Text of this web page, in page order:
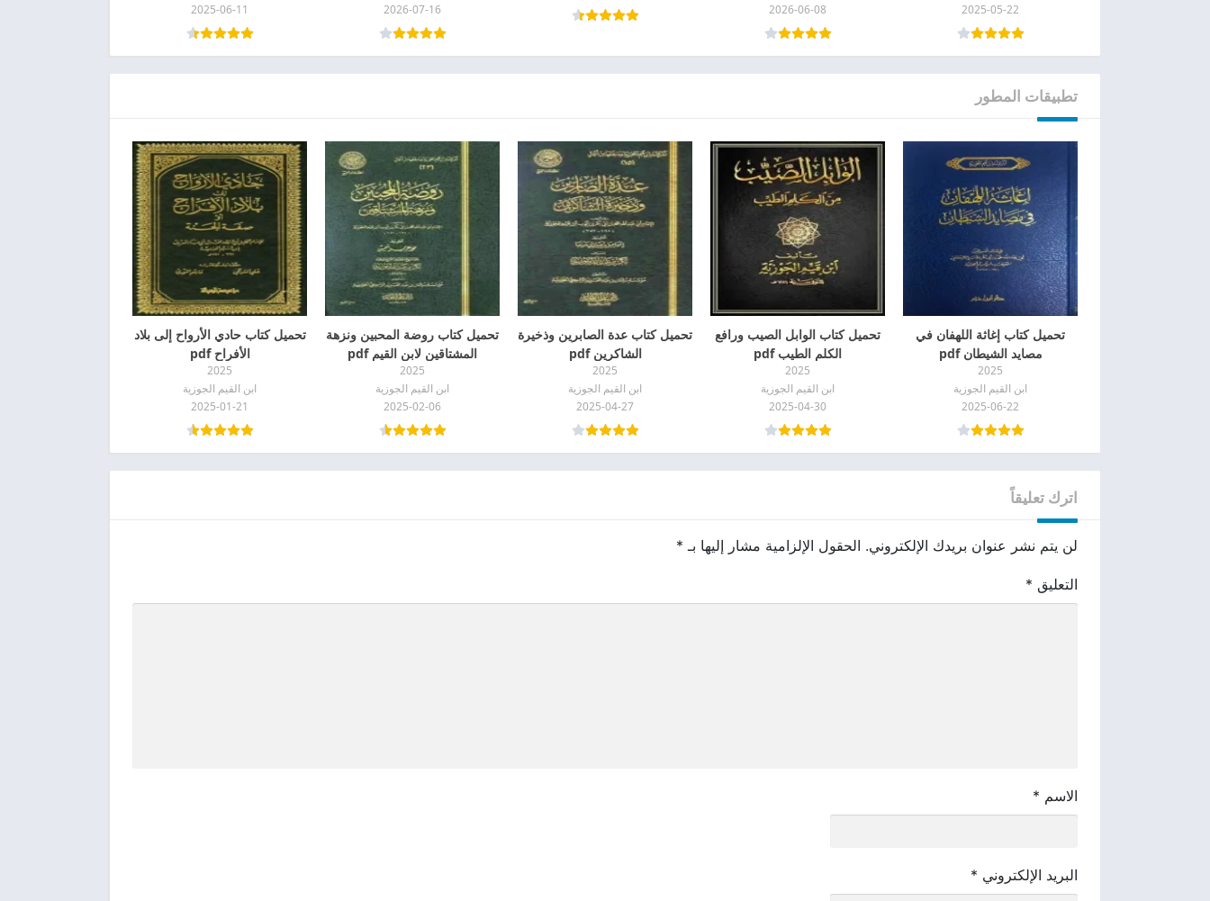
2025-05-22
2026-06-08
2026-07-16
2025-06-11
تطبيقات المطور
تحميل كتاب إغاثة اللهفان في
مصايد الشيطان pdf
2025
ابن القيم الجوزية
2025-06-22
تحميل كتاب الوابل الصيب ورافع
الكلم الطيب pdf
2025
ابن القيم الجوزية
2025-04-30
تحميل كتاب عدة الصابرين وذخيرة
الشاكرين pdf
2025
ابن القيم الجوزية
2025-04-27
تحميل كتاب روضة المحبين ونزهة
المشتاقين لابن القيم pdf
2025
ابن القيم الجوزية
2025-02-06
تحميل كتاب حادي الأرواح إلى بلاد
الأفراح pdf
2025
ابن القيم الجوزية
2025-01-21
اترك تعليقاً
لن يتم نشر عنوان بريدك الإلكتروني. الحقول الإلزامية مشار إليها بـ *
التعليق *
الاسم *
البريد الإلكتروني *